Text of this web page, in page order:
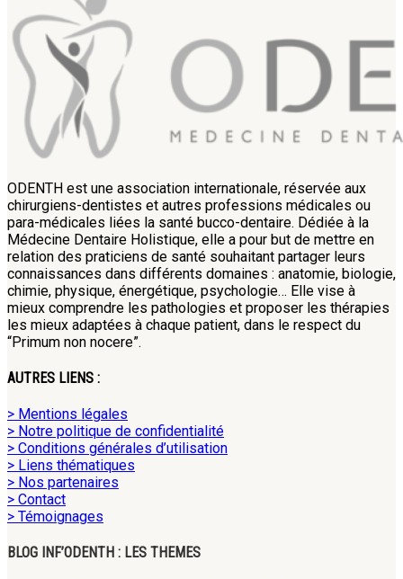
ODENTH est une association internationale, réservée aux
chirurgiens-dentistes et autres professions médicales ou
para-médicales liées la santé bucco-dentaire. Dédiée à la
Médecine Dentaire Holistique, elle a pour but de mettre en
relation des praticiens de santé souhaitant partager leurs
connaissances dans différents domaines : anatomie, biologie,
chimie, physique, énergétique, psychologie… Elle vise à
mieux comprendre les pathologies et proposer les thérapies
les mieux adaptées à chaque patient, dans le respect du
“Primum non nocere”.
AUTRES LIENS :
> Mentions légales
> Notre politique de confidentialité
> Conditions générales d’utilisation
> Liens thématiques
> Nos partenaires
> Contact
> Témoignages
BLOG INF’ODENTH : LES THEMES